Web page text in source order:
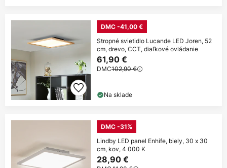
DMC -41,00 €
Stropné svietidlo Lucande LED Joren, 52
cm, drevo, CCT, diaľkové ovládanie
61,90 €
DMC102,90 €
Na sklade
DMC -31%
Lindby LED panel Enhife, biely, 30 x 30
cm, kov, 4 000 K
28,90 €